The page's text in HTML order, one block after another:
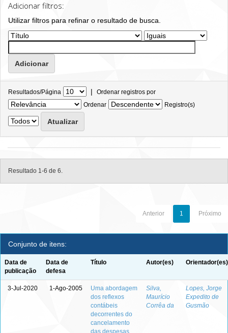
Adicionar filtros:
Utilizar filtros para refinar o resultado de busca.
Resultados/Página | Ordenar registros por
Ordenar
Registro(s)
Resultado 1-6 de 6.
Anterior 1 Próximo
Conjunto de itens:
Data de
publicação
Data de
defesa
Título Autor(es) Orientador(es)
3-Jul-2020 1-Ago-2005
Uma abordagem
dos reflexos
contábeis
decorrentes do
cancelamento
das despesas
Silva,
Maurício
Corrêa da
Lopes, Jorge
Expedito de
Gusmão